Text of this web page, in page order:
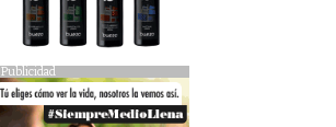
Publicidad